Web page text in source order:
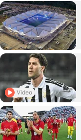
Video